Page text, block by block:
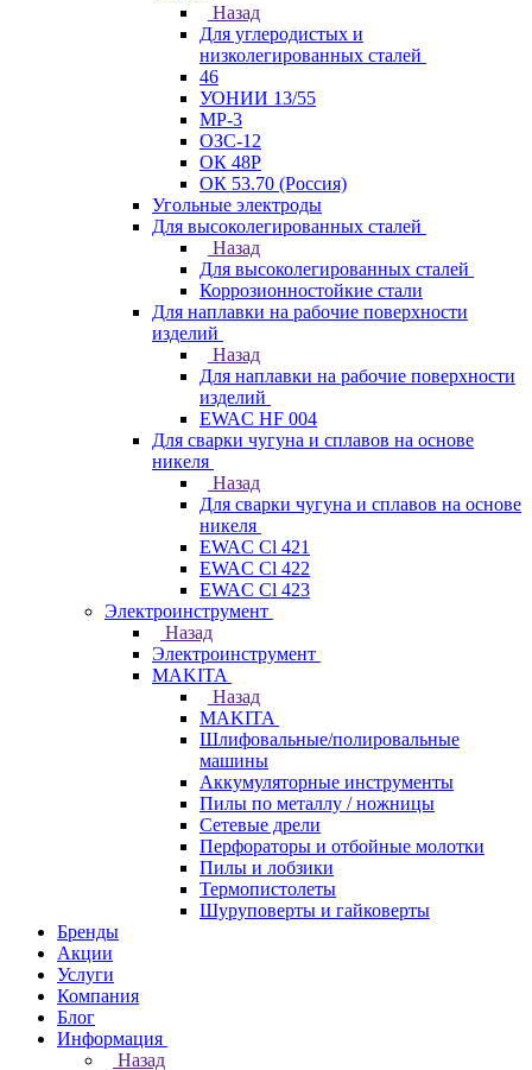
Назад
Для углеродистых и
низколегированных сталей
46
УОНИИ 13/55
МР-3
ОЗС-12
ОК 48Р
ОК 53.70 (Россия)
Угольные электроды
Для высоколегированных сталей
Назад
Для высоколегированных сталей
Коррозионностойкие стали
Для наплавки на рабочие поверхности
изделий
Назад
Для наплавки на рабочие поверхности
изделий
EWAC HF 004
Для сварки чугуна и сплавов на основе
никеля
Назад
Для сварки чугуна и сплавов на основе
никеля
EWAC Cl 421
EWAC Cl 422
EWAC Cl 423
Электроинструмент
Назад
Электроинструмент
МAKITA
Назад
МAKITA
Шлифовальные/полировальные
машины
Аккумуляторные инструменты
Пилы по металлу / ножницы
Сетевые дрели
Перфораторы и отбойные молотки
Пилы и лобзики
Термопистолеты
Шуруповерты и гайковерты
Бренды
Акции
Услуги
Компания
Блог
Информация
Назад